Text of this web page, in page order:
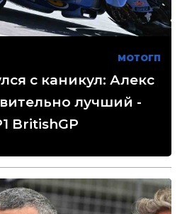
МОТОГП
с каникул: Алекс
лучший -
BritishGP